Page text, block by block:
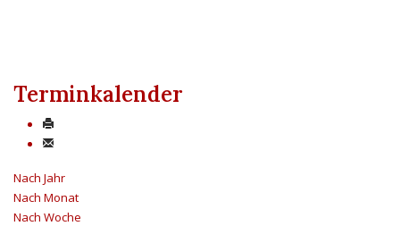
Terminkalender
Nach Jahr
Nach Monat
Nach Woche